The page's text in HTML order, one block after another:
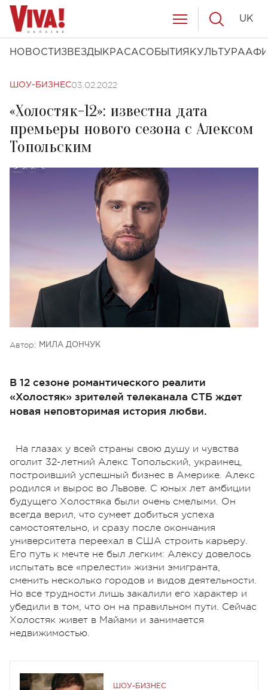
НОВОСТИ ЗВЕЗДЫ КРАСАСОБЫТИЯ КУЛЬТУРА
UK
ШОУ-БИЗНЕС03.02.2022
«Холостяк-12»: известна дата
премьеры нового сезона с Алексом
Топольским
Автор: МИЛА ДОНЧУК
В 12 сезоне романтического реалити
«Холостяк» зрителей телеканала СТБ ждет
новая неповторимая история любви.
На глазах у всей страны свою душу и чувства
оголит 32-летний Алекс Топольский, украинец,
построивший успешный бизнес в Америке. Алекс
родился и вырос во Львове. С юных лет амбиции
будущего Холостяка были очень смелыми. Он
всегда верил, что сумеет добиться успеха
самостоятельно, и сразу после окончания
университета переехал в США строить карьеру.
Его путь к мечте не был легким: Алексу довелось
испытать все «прелести» жизни эмигранта,
сменить несколько городов и видов деятельности.
Но все трудности лишь закалили его характер и
убедили в том, что он на правильном пути. Сейчас
Холостяк живет в Майами и занимается
недвижимостью.
ШОУ-БИЗНЕС